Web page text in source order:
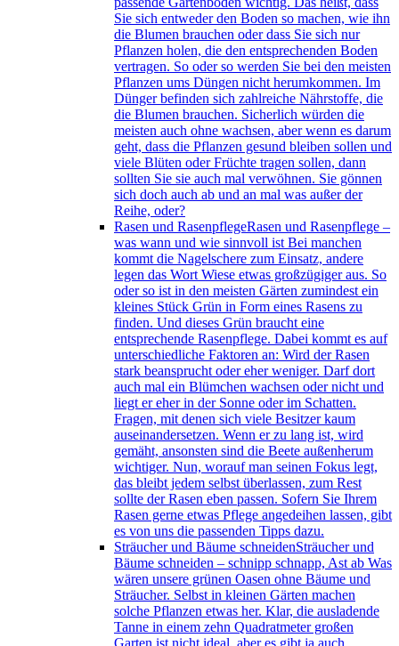
Sie sich entweder den Boden so machen, wie ihn
die Blumen brauchen oder dass Sie sich nur
Pflanzen holen, die den entsprechenden Boden
vertragen. So oder so werden Sie bei den meisten
Pflanzen ums Düngen nicht herumkommen. Im
Dünger befinden sich zahlreiche Nährstoffe, die
die Blumen brauchen. Sicherlich würden die
meisten auch ohne wachsen, aber wenn es darum
geht, dass die Pflanzen gesund bleiben sollen und
viele Blüten oder Früchte tragen sollen, dann
sollten Sie sie auch mal verwöhnen. Sie gönnen
sich doch auch ab und an mal was außer der
Reihe, oder?
Rasen und RasenpflegeRasen und Rasenpflege –
was wann und wie sinnvoll ist Bei manchen
kommt die Nagelschere zum Einsatz, andere
legen das Wort Wiese etwas großzügiger aus. So
oder so ist in den meisten Gärten zumindest ein
kleines Stück Grün in Form eines Rasens zu
finden. Und dieses Grün braucht eine
entsprechende Rasenpflege. Dabei kommt es auf
unterschiedliche Faktoren an: Wird der Rasen
stark beansprucht oder eher weniger. Darf dort
auch mal ein Blümchen wachsen oder nicht und
liegt er eher in der Sonne oder im Schatten.
Fragen, mit denen sich viele Besitzer kaum
auseinandersetzen. Wenn er zu lang ist, wird
gemäht, ansonsten sind die Beete außenherum
wichtiger. Nun, worauf man seinen Fokus legt,
das bleibt jedem selbst überlassen, zum Rest
sollte der Rasen eben passen. Sofern Sie Ihrem
Rasen gerne etwas Pflege angedeihen lassen, gibt
es von uns die passenden Tipps dazu.
Sträucher und Bäume schneidenSträucher und
Bäume schneiden – schnipp schnapp, Ast ab Was
wären unsere grünen Oasen ohne Bäume und
Sträucher. Selbst in kleinen Gärten machen
solche Pflanzen etwas her. Klar, die ausladende
Tanne in einem zehn Quadratmeter großen
Garten ist nicht ideal, aber es gibt ja auch